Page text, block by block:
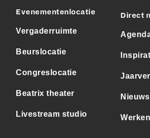
Evenementenlocatie
Vergaderruimte
Beurslocatie
Congreslocatie
Beatrix theater
Livestream studio
Direct
Nieuws